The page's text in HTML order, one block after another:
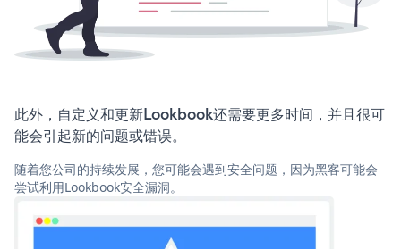
此外，自定义和更新Lookbook还需要更多时间，并且很可
能会引起新的问题或错误。
随着您公司的持续发展，您可能会遇到安全问题，因为黑客可能会
尝试利用Lookbook安全漏洞。